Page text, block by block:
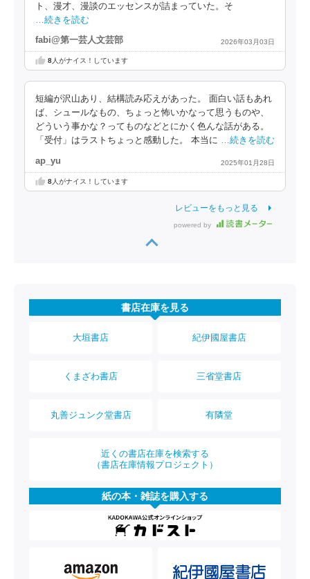
ト、漫才、漫談のエッセンスが詰まっていた。そ
…続きを読む
fabi@第一芸人文芸部 2026年03月03日
8人がナイス！しています
短編が沢山あり、結構読み応えがあった。 面白い話もあれ
ば、シュールなもの、ちょっと怖いかなって思うものや、
どういう事かな？ってものなどとにかく色んな話がある。
「受付」はラストちょっと感動した。 本当に …続きを読む
ap_yu 2025年01月28日
8人がナイス！しています
レビューをもっと見る
powered by
書店在庫を見る
大垣書店 紀伊國屋書店
くまざわ書店 三省堂書店
丸善ジュンク堂書店 有隣堂
近くの書店在庫を検索する
（書店在庫情報プロジェクト）
紙の本・雑誌を購入する